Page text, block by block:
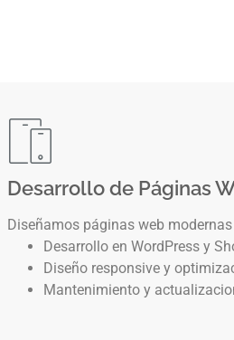
Desarrollo de Páginas
Diseñamos páginas web
Desarrollo en WordPress y
Diseño responsive y
Mantenimiento y